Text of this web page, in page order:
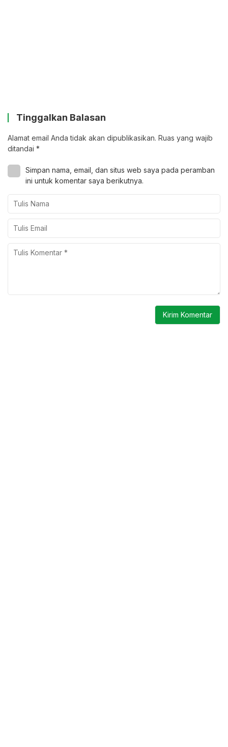
Tinggalkan Balasan
Alamat email Anda tidak akan dipublikasikan. Ruas yang wajib
ditandai *
Simpan nama, email, dan situs web saya pada peramban
ini untuk komentar saya berikutnya.